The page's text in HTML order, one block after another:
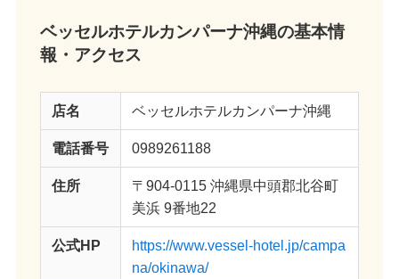
ベッセルホテルカンパーナ沖縄の基本情
報・アクセス
店名 ベッセルホテルカンパーナ沖縄
電話番号 0989261188
住所
〒904-0115 沖縄県中頭郡北谷町
美浜 9番地22
公式HP
https://www.vessel-hotel.jp/campa
na/okinawa/